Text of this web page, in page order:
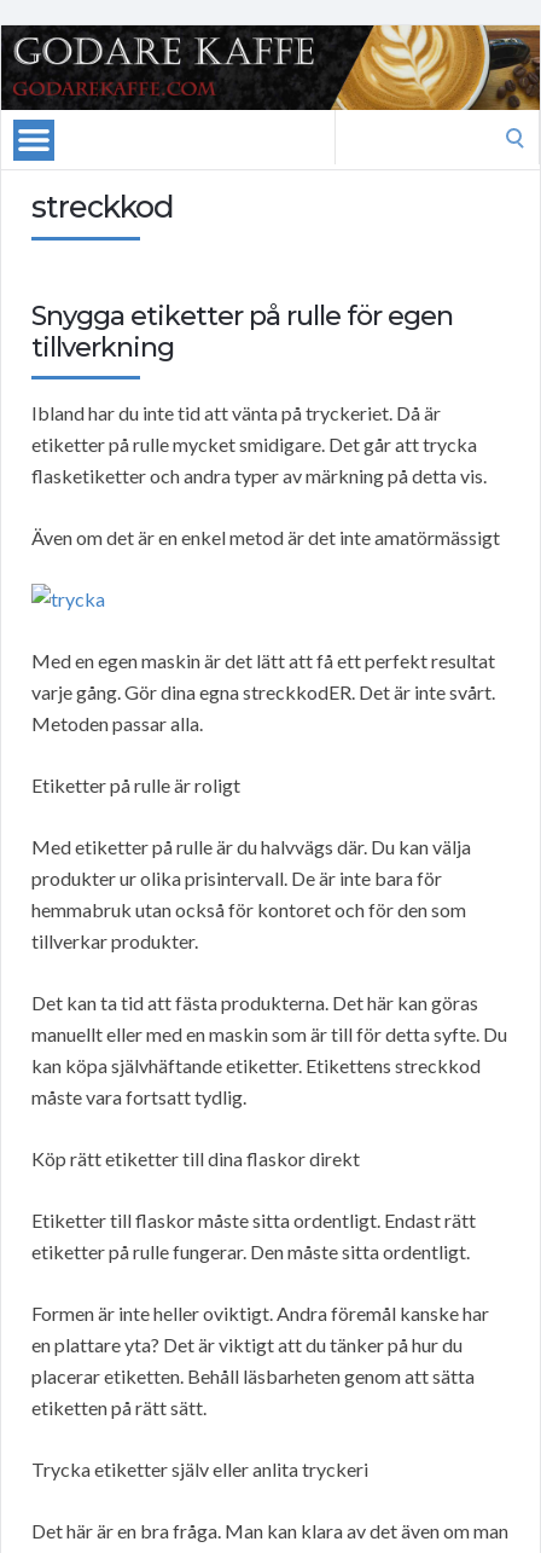
streckkod
Snygga etiketter på rulle för egen
tillverkning
Ibland har du inte tid att vänta på tryckeriet. Då är
etiketter på rulle mycket smidigare. Det går att trycka
flasketiketter och andra typer av märkning på detta vis.
Även om det är en enkel metod är det inte amatörmässigt
Med en egen maskin är det lätt att få ett perfekt resultat
varje gång. Gör dina egna streckkodER. Det är inte svårt.
Metoden passar alla.
Etiketter på rulle är roligt
Med etiketter på rulle är du halvvägs där. Du kan välja
produkter ur olika prisintervall. De är inte bara för
hemmabruk utan också för kontoret och för den som
tillverkar produkter.
Det kan ta tid att fästa produkterna. Det här kan göras
manuellt eller med en maskin som är till för detta syfte. Du
kan köpa självhäftande etiketter. Etikettens streckkod
måste vara fortsatt tydlig.
Köp rätt etiketter till dina flaskor direkt
Etiketter till flaskor måste sitta ordentligt. Endast rätt
etiketter på rulle fungerar. Den måste sitta ordentligt.
Formen är inte heller oviktigt. Andra föremål kanske har
en plattare yta? Det är viktigt att du tänker på hur du
placerar etiketten. Behåll läsbarheten genom att sätta
etiketten på rätt sätt.
Trycka etiketter själv eller anlita tryckeri
Det här är en bra fråga. Man kan klara av det även om man